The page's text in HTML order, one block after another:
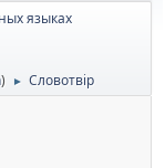
языках
) ► Словотвір